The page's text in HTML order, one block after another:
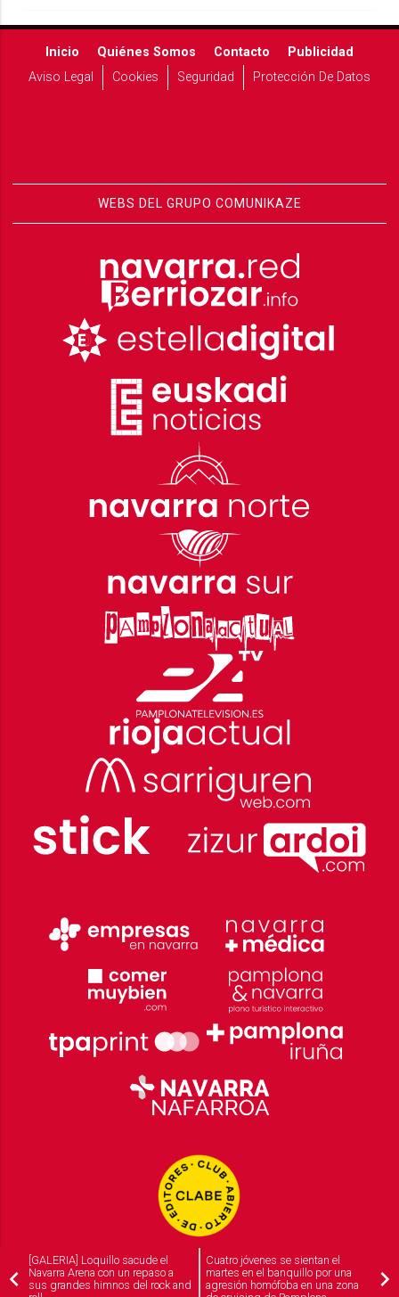
Inicio Quiénes Somos Contacto
Publicidad
Aviso Legal
Cookies Seguridad Protección De Datos
WEBS DEL GRUPO COMUNIKAZE
[GALERIA] Loquillo sacude el
Navarra Arena con un repaso a
sus grandes himnos del rock and
Cuatro jóvenes se sientan el
martes en el banquillo por una
agresión homófoba en una zona